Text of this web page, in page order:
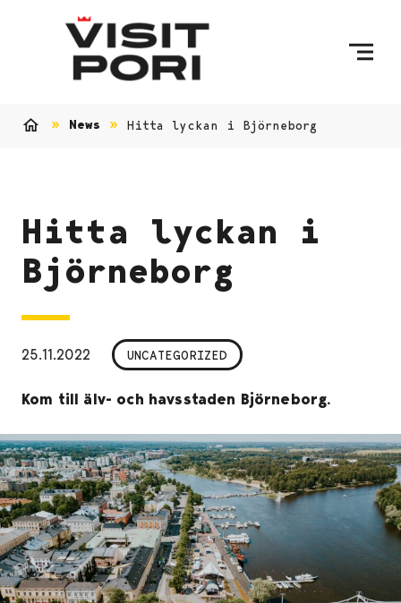
News Hitta lyckan i Björneborg
Hitta lyckan i
Björneborg
25.11.2022 UNCATEGORIZED
Kom till älv- och havsstaden Björneborg.